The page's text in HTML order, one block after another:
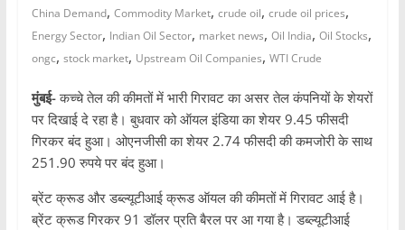
China Demand, Commodity Market, crude oil, crude oil prices,
Energy Sector, Indian Oil Sector, market news, Oil India, Oil Stocks,
ongc, stock market, Upstream Oil Companies, WTI Crude
मुंबई-कच्चे तेल की कीमतों में भारी गिरावट का असर तेल कंपनियों के शेयरों
पर दिखाई दे रहा है। बुधवार को ऑयल इंडिया का शेयर 9.45 फीसदी
गिरकर बंद हुआ। ओएनजीसी का शेयर 2.74 फीसदी की कमजोरी के साथ
251.90 रुपये पर बंद हुआ।
ब्रेंट क्रूड और डब्ल्यूटीआई क्रूड ऑयल की कीमतों में गिरावट आई है।
ब्रेंट क्रूड गिरकर 91 डॉलर प्रति बैरल पर आ गया है। डब्ल्यूटीआई